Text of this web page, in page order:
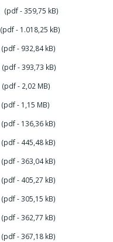
(pdf - 359,75 kB)
(pdf - 1.018,25 kB)
(pdf - 932,84 kB)
(pdf - 393,73 kB)
(pdf - 2,02 MB)
(pdf - 1,15 MB)
(pdf - 136,36 kB)
(pdf - 445,48 kB)
(pdf - 363,04 kB)
(pdf - 405,27 kB)
(pdf - 305,15 kB)
(pdf - 362,77 kB)
(pdf - 367,18 kB)